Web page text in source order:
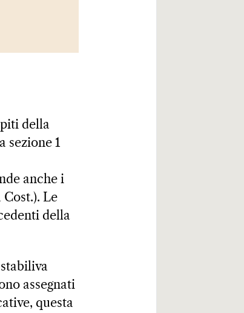
della
sezione 1
anche i
Le
della
assegnati
questa